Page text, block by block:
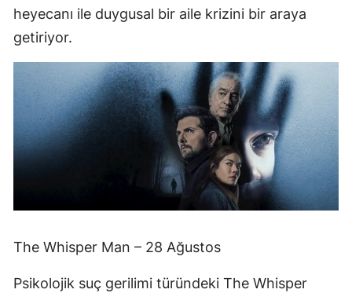
heyecanı ile duygusal bir aile krizini bir araya
getiriyor.
The Whisper Man – 28 Ağustos
Psikolojik suç gerilimi türündeki The Whisper